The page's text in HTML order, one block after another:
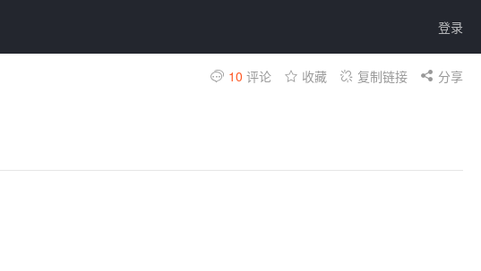
登录
10 评论 收藏 复制链接 分享